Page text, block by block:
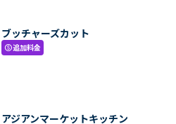
ブッチャーズカット
paid追加料金
アジアンマーケットキッチン